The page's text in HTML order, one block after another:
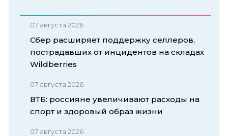
07 августа 2026
Сбер расширяет поддержку селлеров,
пострадавших от инцидентов на складах
Wildberries
07 августа 2026
ВТБ: россияне увеличивают расходы на
спорт и здоровый образ жизни
07 августа 2026